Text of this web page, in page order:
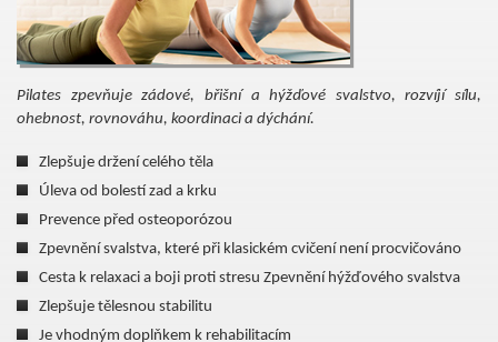
Pilates zpevňuje zádové, břišní a hýžďové svalstvo, rozvíjí sílu,
ohebnost, rovnováhu, koordinaci a dýchání.
Zlepšuje držení celého těla
Úleva od bolestí zad a krku
Prevence před osteoporózou
Zpevnění svalstva, které při klasickém cvičení není procvičováno
Cesta k relaxaci a boji proti stresu Zpevnění hýžďového svalstva
Zlepšuje tělesnou stabilitu
Je vhodným doplňkem k rehabilitacím